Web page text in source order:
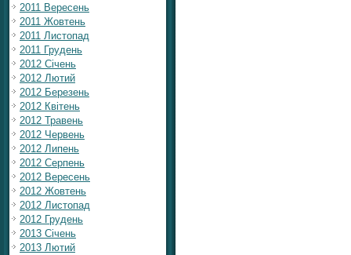
2011 Вересень
2011 Жовтень
2011 Листопад
2011 Грудень
2012 Січень
2012 Лютий
2012 Березень
2012 Квітень
2012 Травень
2012 Червень
2012 Липень
2012 Серпень
2012 Вересень
2012 Жовтень
2012 Листопад
2012 Грудень
2013 Січень
2013 Лютий